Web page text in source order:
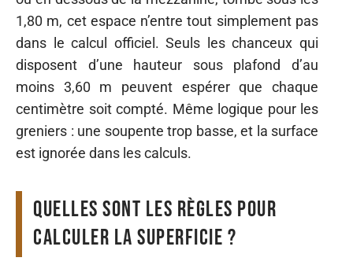
1,80 m, cet espace n’entre tout simplement pas
dans le calcul officiel. Seuls les chanceux qui
disposent d’une hauteur sous plafond d’au
moins 3,60 m peuvent espérer que chaque
centimètre soit compté. Même logique pour les
greniers : une soupente trop basse, et la surface
est ignorée dans les calculs.
Quelles sont les règles pour
calculer la superficie ?